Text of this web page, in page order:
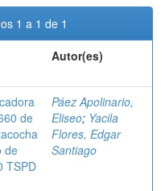
1 a 1 de 1
Autor(es)
de
de
TSPD
Páez Apolinario,
Eliseo; Yacila
Flores, Edgar
Santiago